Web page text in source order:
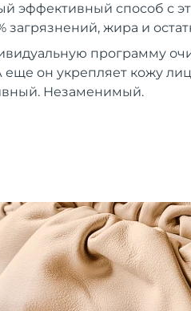
эффективный способ с
загрязнений, жира и
программу
он укрепляет кожу
Незаменимый.